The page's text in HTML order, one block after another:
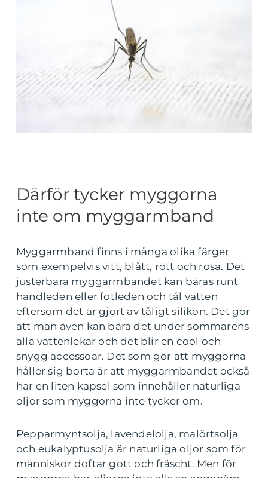
Därför tycker myggorna
inte om myggarmband
Myggarmband finns i många olika färger
som exempelvis vitt, blått, rött och rosa. Det
justerbara myggarmbandet kan bäras runt
handleden eller fotleden och tål vatten
eftersom det är gjort av tåligt silikon. Det gör
att man även kan bära det under sommarens
alla vattenlekar och det blir en cool och
snygg accessoar. Det som gör att myggorna
håller sig borta är att myggarmbandet också
har en liten kapsel som innehåller naturliga
oljor som myggorna inte tycker om.
Pepparmyntsolja, lavendelolja, malörtsolja
och eukalyptusolja är naturliga oljor som för
människor doftar gott och fräscht. Men för